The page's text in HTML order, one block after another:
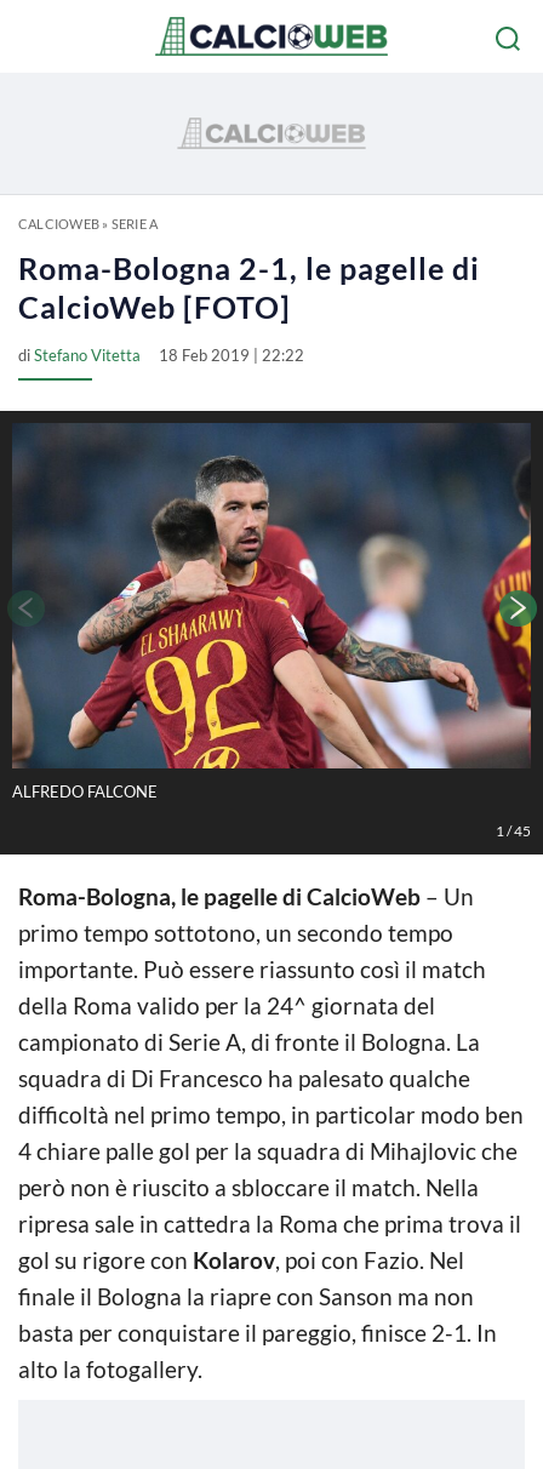
CALCIOWEB» SERIE A
Roma-Bologna 2-1, le pagelle di
CalcioWeb [FOTO]
diStefano Vitetta 18 Feb 2019 | 22:22
ALFREDO FALCONE
1 /45
Roma-Bologna, le pagelle di CalcioWeb – Un
primo tempo sottotono, un secondo tempo
importante. Può essere riassunto così il match
della Roma valido per la 24^ giornata del
campionato di Serie A, di fronte il Bologna. La
squadra di Di Francesco ha palesato qualche
difficoltà nel primo tempo, in particolar modo ben
4 chiare palle gol per la squadra di Mihajlovic che
però non è riuscito a sbloccare il match. Nella
ripresa sale in cattedra la Roma che prima trova il
gol su rigore con Kolarov, poi con Fazio. Nel
finale il Bologna la riapre con Sanson ma non
basta per conquistare il pareggio, finisce 2-1. In
alto la fotogallery.